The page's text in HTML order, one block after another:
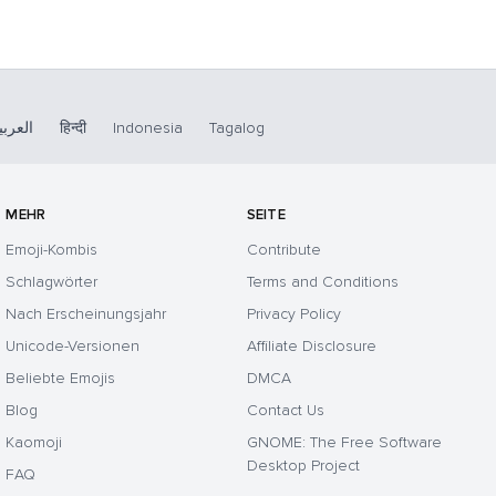
हिन्दी Indonesia Tagalog
MEHR
Emoji-Kombis
Schlagwörter
Nach Erscheinungsjahr
Unicode-Versionen
Beliebte Emojis
Blog
Kaomoji
FAQ
SEITE
Contribute
Terms and Conditions
Privacy Policy
Affiliate Disclosure
DMCA
Contact Us
GNOME: The Free Software
Desktop Project